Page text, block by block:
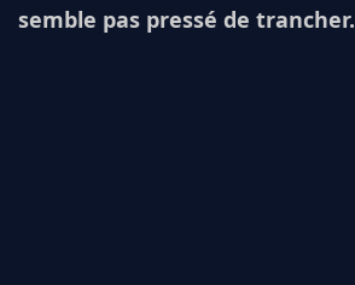
semble pas pressé de trancher.